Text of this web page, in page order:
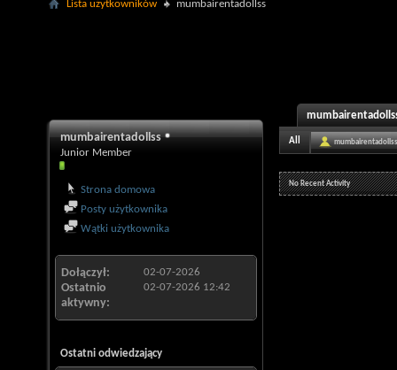
Lista użytkowników mumbairentadollss
mumbairentadollss
Junior Member
Strona domowa
Posty użytkownika
Wątki użytkownika
Dołączył 02-07-2026
Ostatnio
aktywny
02-07-2026 12:42
Ostatni odwiedzający
All mumbairentadollss
No Recent Activity